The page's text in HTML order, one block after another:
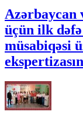
Azərbaycan
üçün ilk
müsabiqəsi